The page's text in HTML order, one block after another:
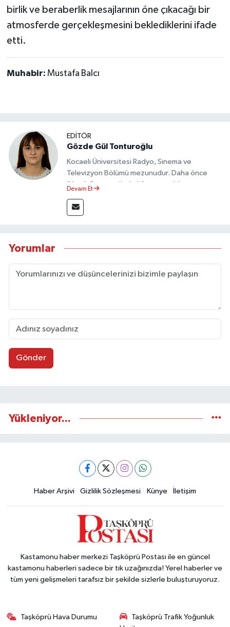
birlik ve beraberlik mesajlarının öne çıkacağı bir
atmosferde gerçekleşmesini beklediklerini ifade
etti.
Muhabir: Mustafa Balcı
EDİTÖR
Gözde Gül Tonturoğlu
Kocaeli Üniversitesi Radyo, Sinema ve
Televizyon Bölümü mezunudur. Daha önce
Sözcü Gazetesi’nde köşe yazarlığı yapmış ve
Devam Et
Yorumlar
Gönder
Yükleniyor...
Haber Arşivi Gizlilik Sözleşmesi Künye İletişim
Kastamonu haber merkezi Taşköprü Postası ile en güncel
kastamonu haberleri sadece bir tık uzağınızda! Yerel haberler ve
tüm yeni gelişmeleri tarafsız bir şekilde sizlerle buluşturuyoruz.
Taşköprü Hava Durumu
Taşköprü Trafik Yoğunluk